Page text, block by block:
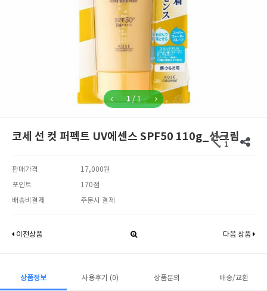
1 / 1
코세 선 컷 퍼펙트 UV에센스 SPF50 110g_선크림
1
판매가격
17,000원
포인트
170점
배송비결제
주문시 결제
이전상품 다음 상품
상품정보 사용후기 (0) 상품문의 배송/교환